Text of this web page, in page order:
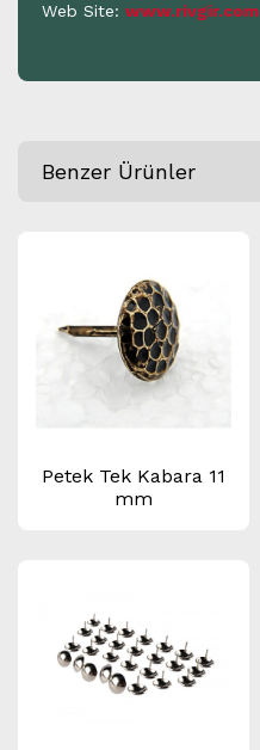
Web Site: www.rivgir.com
Benzer Ürünler
Petek Tek Kabara 11
mm